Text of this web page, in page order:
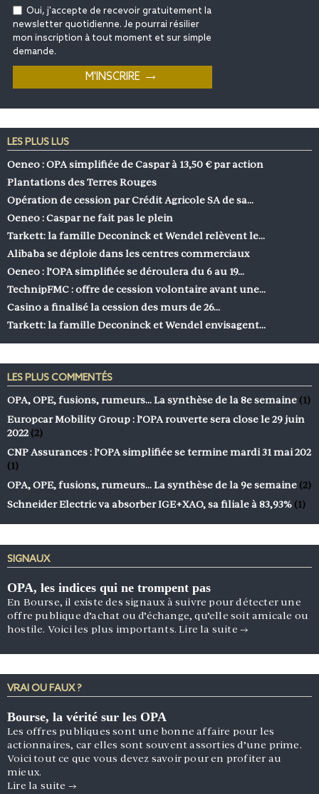
Oui, j'accepte de recevoir gratuitement la
newsletter quotidienne. Je pourrai résilier
mon inscription à tout moment et sur simple
demande.
LES PLUS LUS
Oeneo : OPA simplifiée de Caspar à 13,50 € par action
Plantations des Terres Rouges
Opération de cession par Crédit Agricole SA de sa…
Oeneo : Caspar ne fait pas le plein
Tarkett: la famille Deconinck et Wendel relèvent le…
Alibaba se déploie dans les centres commerciaux
Oeneo : l’OPA simplifiée se déroulera du 6 au 19…
TechnipFMC : offre de cession volontaire avant une…
Casino a finalisé la cession des murs de 26…
Tarkett: la famille Deconinck et Wendel envisagent…
LES PLUS COMMENTÉS
OPA, OPE, fusions, rumeurs… La synthèse de la 8e semaine (1)
Europcar Mobility Group : l’OPA rouverte sera close le 29 juin
2022 (2)
CNP Assurances : l’OPA simplifiée se termine mardi 31 mai 202
(1)
OPA, OPE, fusions, rumeurs… La synthèse de la 9e semaine (2)
Schneider Electric va absorber IGE+XAO, sa filiale à 83,93% (1)
SIGNAUX
OPA, les indices qui ne trompent pas
En Bourse, il existe des signaux à suivre pour détecter une
offre publique d’achat ou d’échange, qu’elle soit amicale ou
hostile. Voici les plus importants.Lire la suite →
VRAI OU FAUX ?
Bourse, la vérité sur les OPA
Les offres publiques sont une bonne affaire pour les
actionnaires, car elles sont souvent assorties d’une prime.
Voici tout ce que vous devez savoir pour en profiter au
mieux.
Lire la suite →